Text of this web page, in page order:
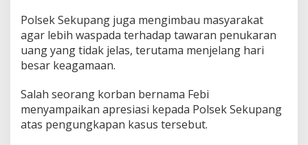
Polsek Sekupang juga mengimbau masyarakat
agar lebih waspada terhadap tawaran penukaran
uang yang tidak jelas, terutama menjelang hari
besar keagamaan.
Salah seorang korban bernama Febi
menyampaikan apresiasi kepada Polsek Sekupang
atas pengungkapan kasus tersebut.